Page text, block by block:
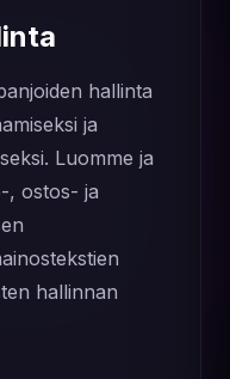
hallinta
ja
Luomme ja
, ostos- ja
hallinnan